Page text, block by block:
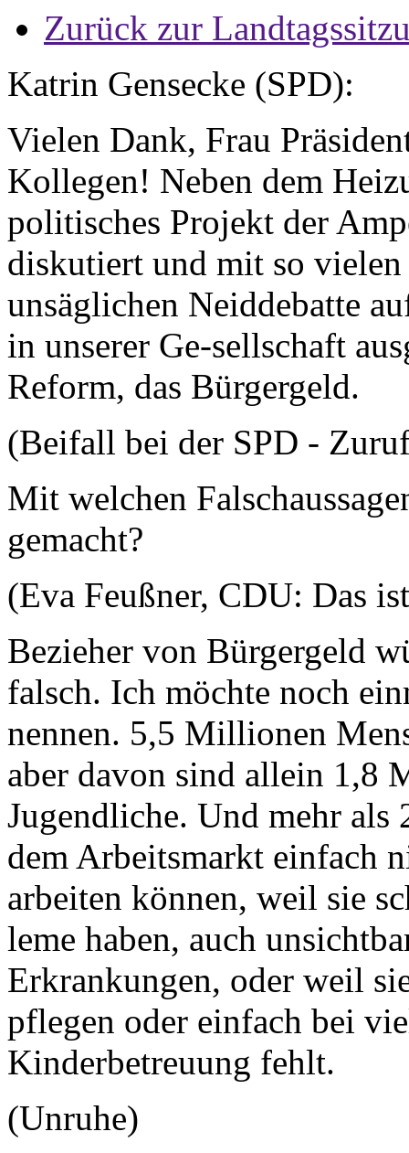
Zurück zur
Katrin Gensecke (SPD):
Vielen Dank, Frau
Kollegen! Neben dem
politisches Projekt der
diskutiert und mit so
unsäglichen Neiddebatte
in unserer Ge-sellschaft
Reform, das Bürgergeld.
(Beifall bei der SPD -
Mit welchen
gemacht?
(Eva Feußner, CDU: Das
Bezieher von Bürgergeld
falsch. Ich möchte noch
nennen. 5,5 Millionen
aber davon sind allein 1,8
Jugendliche. Und mehr
dem Arbeitsmarkt einfach
arbeiten können, weil sie
leme haben, auch
Erkrankungen, oder weil
pflegen oder einfach bei
Kinderbetreuung fehlt.
(Unruhe)